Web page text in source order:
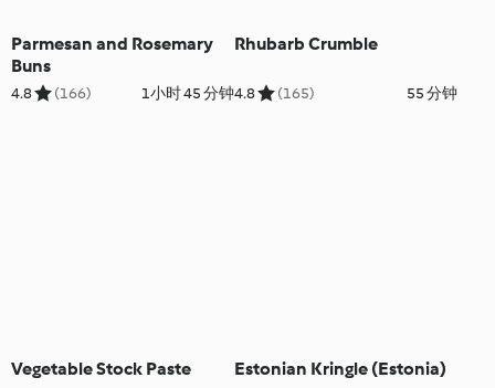
Parmesan and Rosemary
Buns
4.8 (166) 1小时 45 分钟
Rhubarb Crumble
4.8 (165) 55 分钟
Vegetable Stock Paste Estonian Kringle (Estonia)